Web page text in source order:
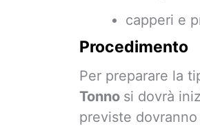
capperi e
Procedimento
Per preparare la
Tonno si dovrà
previste